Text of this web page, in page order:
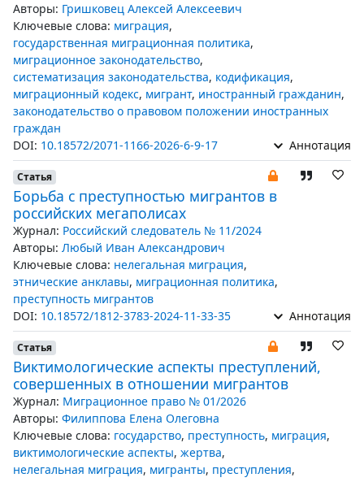
Авторы: Гришковец Алексей Алексеевич
Ключевые слова: миграция,
государственная миграционная политика,
миграционное законодательство,
систематизация законодательства, кодификация,
миграционный кодекс, мигрант, иностранный гражданин,
законодательство о правовом положении иностранных
граждан
DOI: 10.18572/2071-1166-2026-6-9-17 Аннотация
Статья
Борьба с преступностью мигрантов в
российских мегаполисах
Журнал: Российский следователь № 11/2024
Авторы: Любый Иван Александрович
Ключевые слова: нелегальная миграция,
этнические анклавы, миграционная политика,
преступность мигрантов
DOI: 10.18572/1812-3783-2024-11-33-35 Аннотация
Статья
Виктимологические аспекты преступлений,
совершенных в отношении мигрантов
Журнал: Миграционное право № 01/2026
Авторы: Филиппова Елена Олеговна
Ключевые слова: государство, преступность, миграция,
виктимологические аспекты, жертва,
нелегальная миграция, мигранты, преступления,